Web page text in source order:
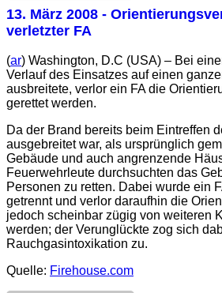
13. März 2008 -
verletzter FA
(ar) Washington, D.C (USA) – Bei
Verlauf des Einsatzes auf einen
ausbreitete, verlor ein FA die
gerettet werden.
Da der Brand bereits beim Eintreffen
ausgebreitet war, als ursprünglich
Gebäude und auch angrenzende
Feuerwehrleute durchsuchten das
Personen zu retten. Dabei wurde ein
getrennt und verlor daraufhin die
jedoch scheinbar zügig von weiteren
werden; der Verunglückte zog sich
Rauchgasintoxikation zu.
Quelle: Firehouse.com